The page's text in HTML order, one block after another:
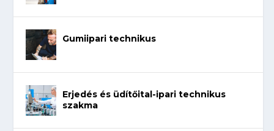
Gumiipari technikus
Erjedés és üdítőital-ipari technikus
szakma